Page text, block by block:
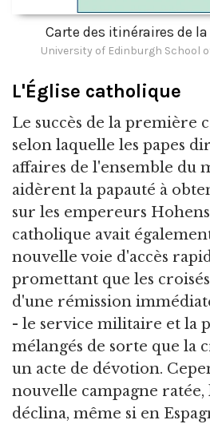
Carte des itinéraires de
University of Edinburgh School
L'Église catholique
Le succès de la première
selon laquelle les papes
affaires de l'ensemble du
aidèrent la papauté à
sur les empereurs
catholique avait
nouvelle voie d'accès
promettant que les
d'une rémission
- le service militaire et la
mélangés de sorte que la
un acte de dévotion.
nouvelle campagne ratée,
déclina, même si en